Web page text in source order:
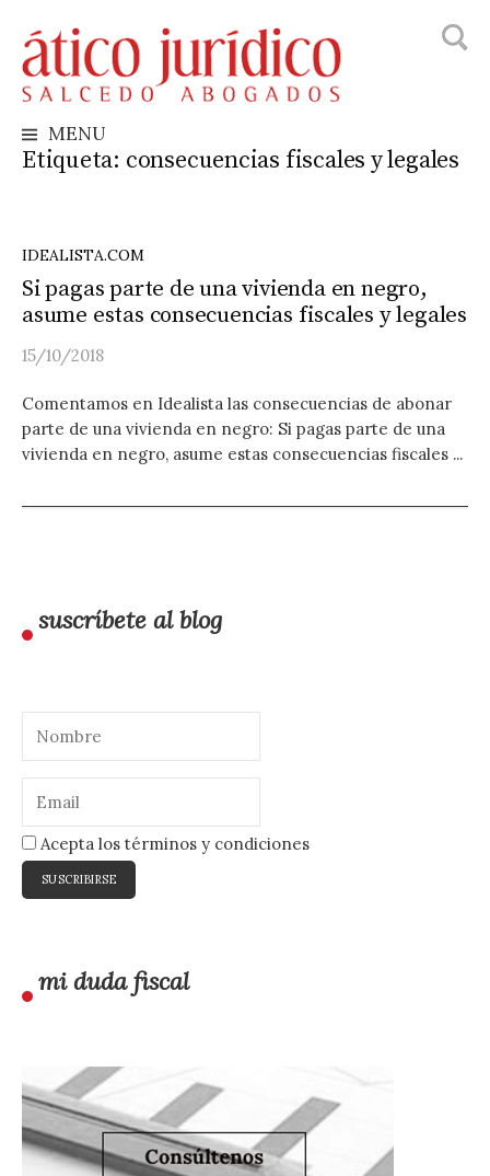
to
content
MENU
Etiqueta: consecuencias fiscales y legales
IDEALISTA.COM
Si pagas parte de una vivienda en negro,
asume estas consecuencias fiscales y legales
15/10/2018
Comentamos en Idealista las consecuencias de abonar
parte de una vivienda en negro: Si pagas parte de una
vivienda en negro, asume estas consecuencias fiscales ...
suscríbete al blog
Acepta los términos y condiciones
mi duda fiscal